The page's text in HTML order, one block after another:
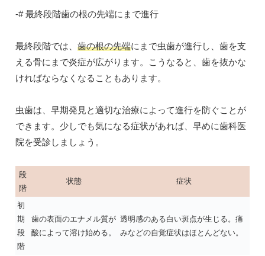
-# 最終段階歯の根の先端にまで進行
最終段階では、 歯の根の先端にまで虫歯が進行し、歯を支
える骨にまで炎症が広がります。こうなると、歯を抜かな
ければならなくなることもあります。
虫歯は、早期発見と適切な治療によって進行を防ぐことが
できます。少しでも気になる症状があれば、早めに歯科医
院を受診しましょう。
段
階
状態 症状
初
期
段
階
歯の表面のエナメル質が
酸によって溶け始める。
透明感のある白い斑点が生じる。痛
みなどの自覚症状はほとんどない。